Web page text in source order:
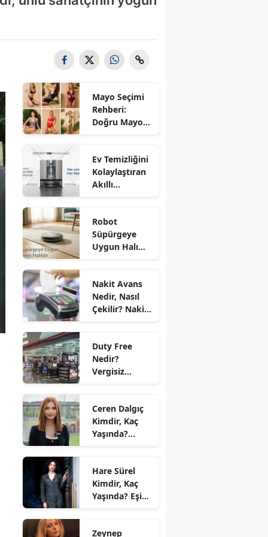
Mayo Seçimi
Rehberi:
Doğru Mayo
Ev Temizliğini
Kolaylaştıran
Akıllı
ve Robot
Süpürge
Seçimi
Robot
Süpürgeye
Uygun Halı
Halı Modelleri
Nakit Avans
Nedir, Nasıl
Çekilir? Nakit
Avans 2026
Duty Free
Nedir?
Vergisiz
Duty Free
Limitleri
Ceren Dalgıç
Kimdir, Kaç
Yaşında?
ve Hangi
Kanalda?
Hare Sürel
Kimdir, Kaç
Yaşında? Eşi
Dizilerde
Zeynep